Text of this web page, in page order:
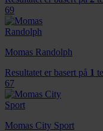
69
Momas Randolph
Resultatet er basert på 1
67
Momas City Sport